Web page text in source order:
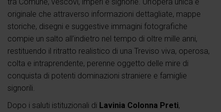
originale che attraverso informazioni dettagliate, mappe
storiche, disegni e suggestive immagini fotografiche
compie un salto all’indietro nel tempo di oltre mille anni,
restituendo il ritratto realistico di una Treviso viva, operosa,
colta e intraprendente, perenne oggetto delle mire di
conquista di potenti dominazioni straniere e famiglie
signorili.
Dopo i saluti istituzionali di Lavinia Colonna Preti,